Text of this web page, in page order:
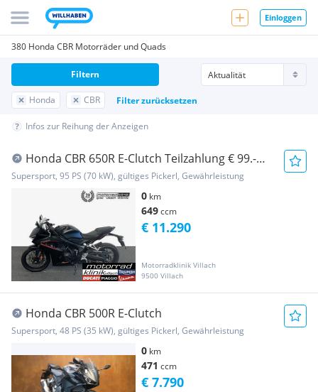
Einloggen
380 Honda CBR Motorräder und Quads
Honda CBR Filter zurücksetzen
Filtern
Infos zur Reihung der Anzeigen
Honda CBR 650R E-Clutch Teilzahlung € 99.-
elektronisc...
Supersport, 95 PS (70 kW), gültiges Pickerl, Gewährleistung
0 km
649ccm
Motorradklinik Villach
9500 Villach
€ 11.290
Honda CBR 500R E-Clutch
Supersport, 48 PS (35 kW), gültiges Pickerl, Gewährleistung
0 km
471 ccm
€ 7.790